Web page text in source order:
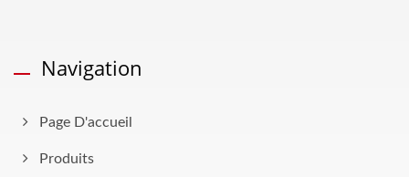
Navigation
Page D'accueil
Produits